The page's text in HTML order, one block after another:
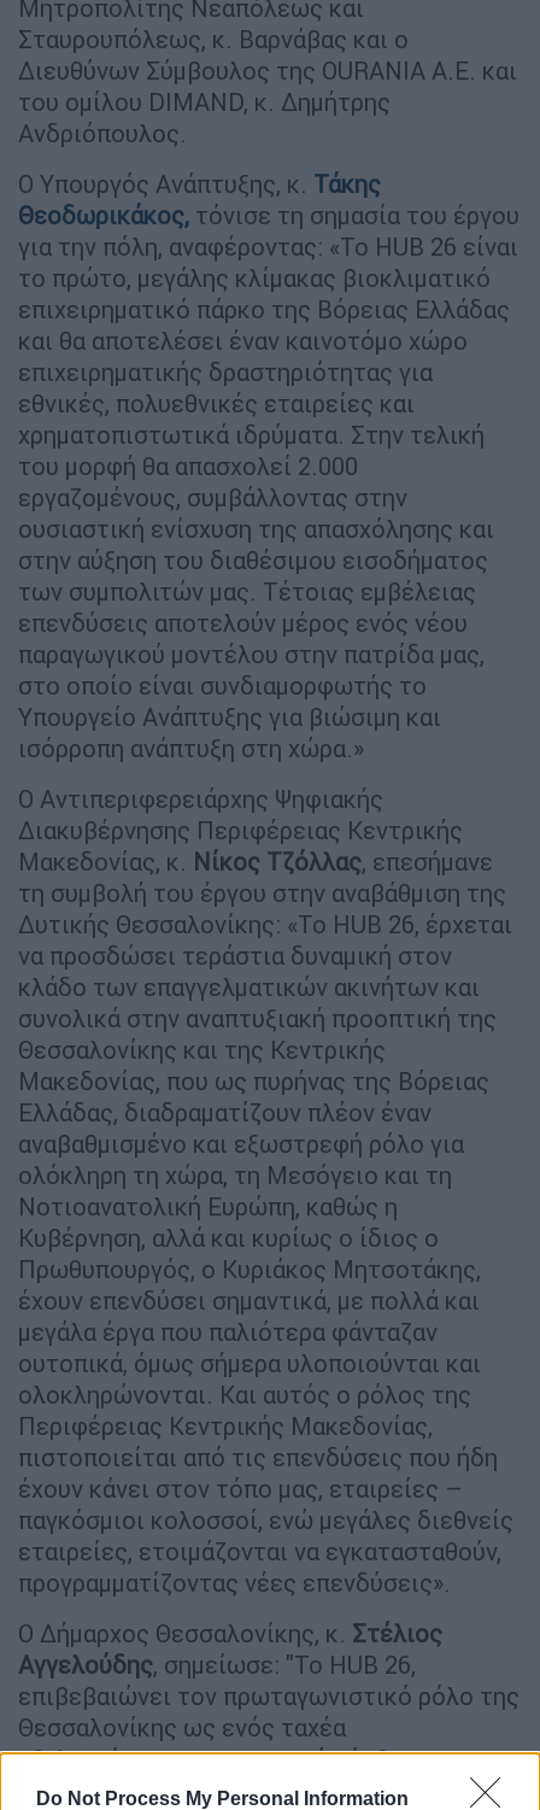
Do Not Process My Personal Information
Μητροπολίτης Νεαπόλεως και
Σταυρουπόλεως, κ. Βαρνάβας και ο
Διευθύνων Σύμβουλος της OURANIA Α.Ε. και
του ομίλου DIMAND, κ. Δημήτρης
Ανδριόπουλος.
Ο Υπουργός Ανάπτυξης, κ. Τάκης
Θεοδωρικάκος, τόνισε τη σημασία του έργου
για την πόλη, αναφέροντας: «Το HUB 26 είναι
το πρώτο, μεγάλης κλίμακας βιοκλιματικό
επιχειρηματικό πάρκο της Βόρειας Ελλάδας
και θα αποτελέσει έναν καινοτόμο χώρο
επιχειρηματικής δραστηριότητας για
εθνικές, πολυεθνικές εταιρείες και
χρηματοπιστωτικά ιδρύματα. Στην τελική
του μορφή θα απασχολεί 2.000
εργαζομένους, συμβάλλοντας στην
ουσιαστική ενίσχυση της απασχόλησης και
στην αύξηση του διαθέσιμου εισοδήματος
των συμπολιτών μας. Τέτοιας εμβέλειας
επενδύσεις αποτελούν μέρος ενός νέου
παραγωγικού μοντέλου στην πατρίδα μας,
στο οποίο είναι συνδιαμορφωτής το
Υπουργείο Ανάπτυξης για βιώσιμη και
ισόρροπη ανάπτυξη στη χώρα.»
Ο Αντιπεριφερειάρχης Ψηφιακής
Διακυβέρνησης Περιφέρειας Κεντρικής
Μακεδονίας, κ. Νίκος Τζόλλας, επεσήμανε
τη συμβολή του έργου στην αναβάθμιση της
Δυτικής Θεσσαλονίκης: «To HUB 26, έρχεται
να προσδώσει τεράστια δυναμική στον
κλάδο των επαγγελματικών ακινήτων και
συνολικά στην αναπτυξιακή προοπτική της
Θεσσαλονίκης και της Κεντρικής
Μακεδονίας, που ως πυρήνας της Βόρειας
Ελλάδας, διαδραματίζουν πλέον έναν
αναβαθμισμένο και εξωστρεφή ρόλο για
ολόκληρη τη χώρα, τη Μεσόγειο και τη
Νοτιοανατολική Ευρώπη, καθώς η
Κυβέρνηση, αλλά και κυρίως ο ίδιος ο
Πρωθυπουργός, ο Κυριάκος Μητσοτάκης,
έχουν επενδύσει σημαντικά, με πολλά και
μεγάλα έργα που παλιότερα φάνταζαν
ουτοπικά, όμως σήμερα υλοποιούνται και
ολοκληρώνονται. Και αυτός ο ρόλος της
Περιφέρειας Κεντρικής Μακεδονίας,
πιστοποιείται από τις επενδύσεις που ήδη
έχουν κάνει στον τόπο μας, εταιρείες –
παγκόσμιοι κολοσσοί, ενώ μεγάλες διεθνείς
εταιρείες, ετοιμάζονται να εγκατασταθούν,
προγραμματίζοντας νέες επενδύσεις».
Ο Δήμαρχος Θεσσαλονίκης, κ. Στέλιος
Αγγελούδης, σημείωσε: "Το HUB 26,
επιβεβαιώνει τον πρωταγωνιστικό ρόλο της
Θεσσαλονίκης ως ενός ταχέα
εξελισσόμενου, σημαντικού κόμβου
επιχειρηματικότητας, έρευνας, καινοτομίας